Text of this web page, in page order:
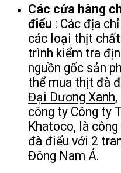
Các cửa hàng
điểu : Các địa
các loại thịt
trình kiểm tra
nguồn gốc sản
thể mua thịt đà
Đại Dương Xanh
công ty Công ty
Khatoco, là
đà điểu với 2
Đông Nam Á.